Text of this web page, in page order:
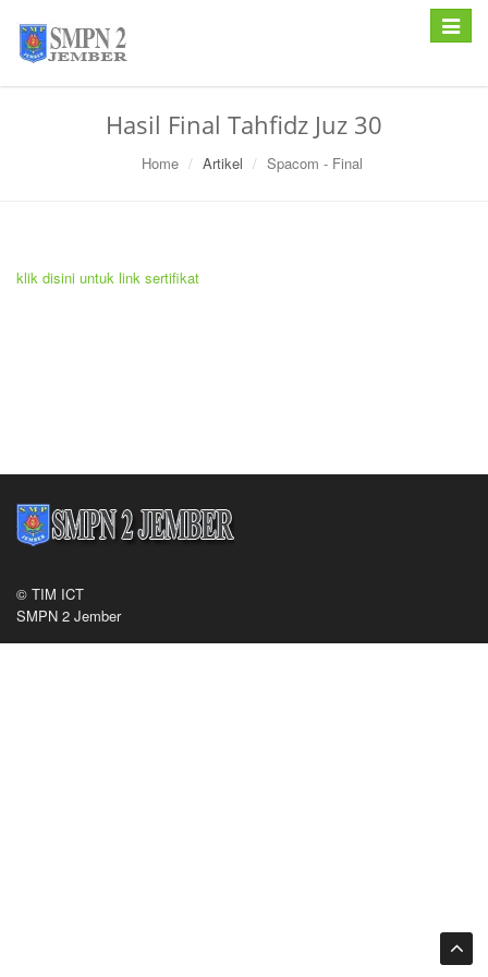
Toggle
Hasil Final Tahfidz Juz 30
Home Artikel Spacom - Final
klik disini untuk link sertifikat
© TIM ICT
SMPN 2 Jember